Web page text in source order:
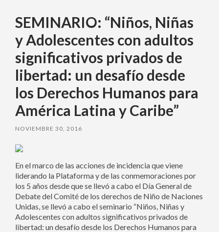
SEMINARIO: “Niños, Niñas
y Adolescentes con adultos
significativos privados de
libertad: un desafío desde
los Derechos Humanos para
América Latina y Caribe”
NOVIEMBRE 30, 2016
En el marco de las acciones de incidencia que viene
liderando la Plataforma y de las conmemoraciones por
los 5 años desde que se llevó a cabo el Día General de
Debate del Comité de los derechos de Niño de Naciones
Unidas, se llevó a cabo el seminario “Niños, Niñas y
Adolescentes con adultos significativos privados de
libertad: un desafío desde los Derechos Humanos para